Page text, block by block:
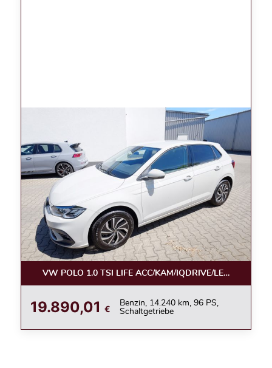
VW POLO 1.0 TSI LIFE ACC/KAM/IQDRIVE/LED/APPC/
19.890,01 €
Benzin, 14.240 km, 96 PS,
Schaltgetriebe